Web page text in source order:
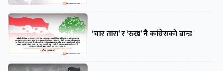
‘चार तारा’ र ‘रुख’ नै कांग्रेसको ब्रान्ड